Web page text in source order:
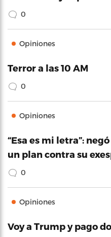
0
Opiniones
Terror a las 10 AM
0
Opiniones
“Esa es mi letra”:
un plan contra su
0
Opiniones
Voy a Trump y pago